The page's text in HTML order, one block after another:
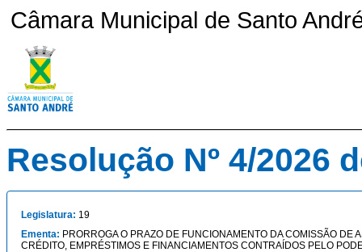
Câmara Municipal de Santo
Resolução Nº 4/2026
Legislatura: 19
Ementa: PRORROGA O PRAZO DE FUNCIONAMENTO DA COMISSÃO DE
CRÉDITO, EMPRÉSTIMOS E FINANCIAMENTOS CONTRAÍDOS PELO